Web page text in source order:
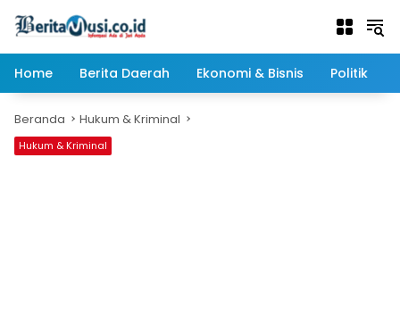
Home
Berita Daerah Ekonomi & Bisnis Politik
Beranda Hukum & Kriminal
Hukum & Kriminal